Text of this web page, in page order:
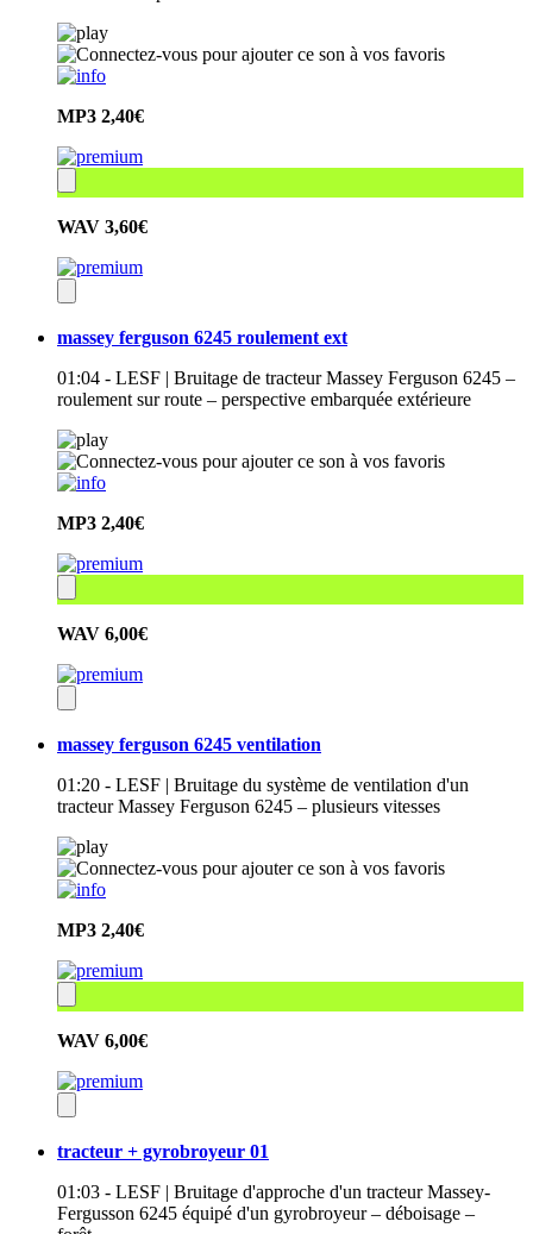
MP3 2,40€
WAV 3,60€
massey ferguson 6245 roulement ext
01:04 - LESF | Bruitage de tracteur Massey Ferguson 6245 –
roulement sur route – perspective embarquée extérieure
MP3 2,40€
WAV 6,00€
massey ferguson 6245 ventilation
01:20 - LESF | Bruitage du système de ventilation d'un
tracteur Massey Ferguson 6245 – plusieurs vitesses
MP3 2,40€
WAV 6,00€
tracteur + gyrobroyeur 01
01:03 - LESF | Bruitage d'approche d'un tracteur Massey-
Fergusson 6245 équipé d'un gyrobroyeur – déboisage –